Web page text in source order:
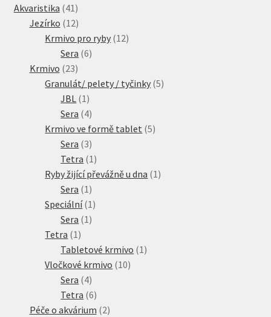
Akvaristika 41 41
produktů
Jezírko 1212
produktů
Krmivo pro ryby 1212
Sera 66
Krmivo 2323
produktů
Granulát/ pelety / tyčinky 55
JBL 1 1
produkt
Sera 44
produkty
Krmivo ve formě tablet 55
Sera 33
produkty
Tetra 1 1
produkt
Ryby žijící převážně u dna 1 1
Sera 1 1
produkt
Speciální 1 1
Sera 1 1
Tetra 1 1
produkt
Tabletové krmivo 1 1
Vločkové krmivo 1010
Sera 44
produkty
Tetra 66
produktů
Péče o akvárium 22